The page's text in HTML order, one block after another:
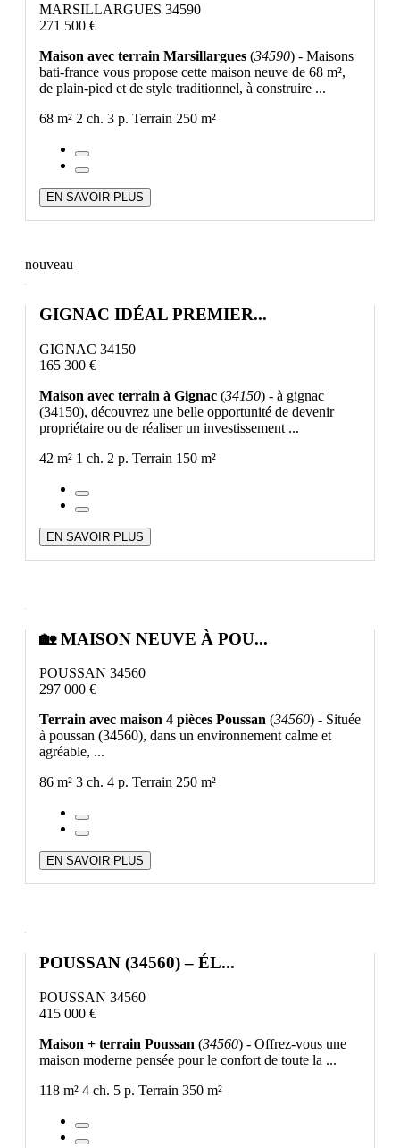
MARSILLARGUES 34590
271 500 €
Maison avec terrain Marsillargues (34590) - Maisons
bati-france vous propose cette maison neuve de 68 m²,
de plain-pied et de style traditionnel, à construire ...
68 m² 2 ch. 3 p. Terrain 250 m²
EN SAVOIR PLUS
nouveau
GIGNAC IDÉAL PREMIER...
GIGNAC 34150
165 300 €
Maison avec terrain à Gignac (34150) - à gignac
(34150), découvrez une belle opportunité de devenir
propriétaire ou de réaliser un investissement ...
42 m² 1 ch. 2 p. Terrain 150 m²
EN SAVOIR PLUS
🏡 MAISON NEUVE À POU...
POUSSAN 34560
297 000 €
Terrain avec maison 4 pièces Poussan (34560) - Située
à poussan (34560), dans un environnement calme et
agréable, ...
86 m² 3 ch. 4 p. Terrain 250 m²
EN SAVOIR PLUS
POUSSAN (34560) – ÉL...
POUSSAN 34560
415 000 €
Maison + terrain Poussan (34560) - Offrez-vous une
maison moderne pensée pour le confort de toute la ...
118 m² 4 ch. 5 p. Terrain 350 m²